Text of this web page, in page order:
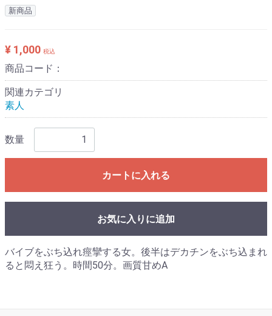
新商品
¥ 1,000 税込
商品コード：
関連カテゴリ
素人
数量
カートに入れる
お気に入りに追加
バイブをぶち込れ痙攣する女。後半はデカチンをぶち込まれ
ると悶え狂う。時間50分。画質甘めA